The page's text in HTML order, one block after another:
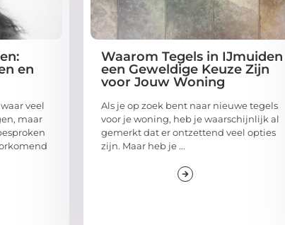
en
veel
maar
Waarom Tegels in IJmuiden
een Geweldige Keuze Zijn
voor Jouw Woning
Als je op zoek bent naar nieuwe tegels
voor je woning, heb je waarschijnlijk al
gemerkt dat er ontzettend veel opties
zijn. Maar heb je ...